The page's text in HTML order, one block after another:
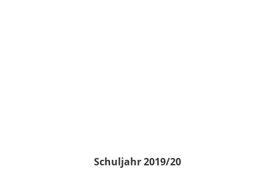
Schuljahr 2019/20